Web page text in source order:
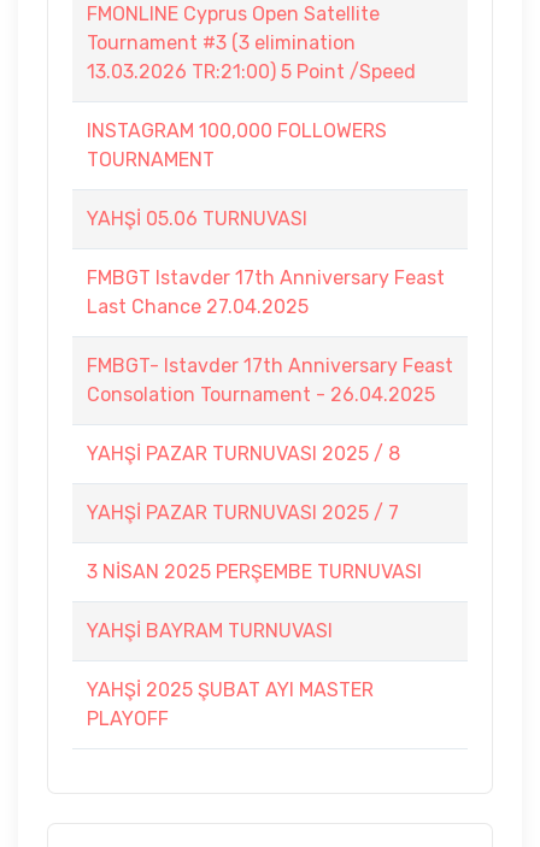
FMONLINE Cyprus Open Satellite
Tournament #3 (3 elimination
13.03.2026 TR:21:00) 5 Point /Speed
INSTAGRAM 100,000 FOLLOWERS
TOURNAMENT
YAHŞİ 05.06 TURNUVASI
FMBGT Istavder 17th Anniversary Feast
Last Chance 27.04.2025
FMBGT- Istavder 17th Anniversary Feast
Consolation Tournament - 26.04.2025
YAHŞİ PAZAR TURNUVASI 2025 / 8
YAHŞİ PAZAR TURNUVASI 2025 / 7
3 NİSAN 2025 PERŞEMBE TURNUVASI
YAHŞİ BAYRAM TURNUVASI
YAHŞİ 2025 ŞUBAT AYI MASTER
PLAYOFF